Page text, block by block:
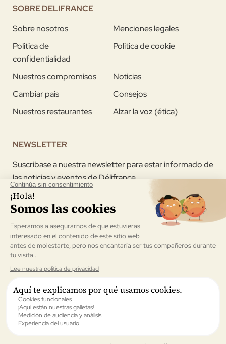
SOBRE DELIFRANCE
Sobre nosotros
Menciones legales
Politica de
confidentialidad
Politica de cookie
Nuestros compromisos
Noticias
Cambiar pais
Consejos
Nuestros restaurantes
Alzar la voz (ética)
NEWSLETTER
Suscribase a nuestra newsletter para estar informado de
las noticias y eventos de Délifrance
Acepto recibir la newsletter enviada por Délifrance
Validar